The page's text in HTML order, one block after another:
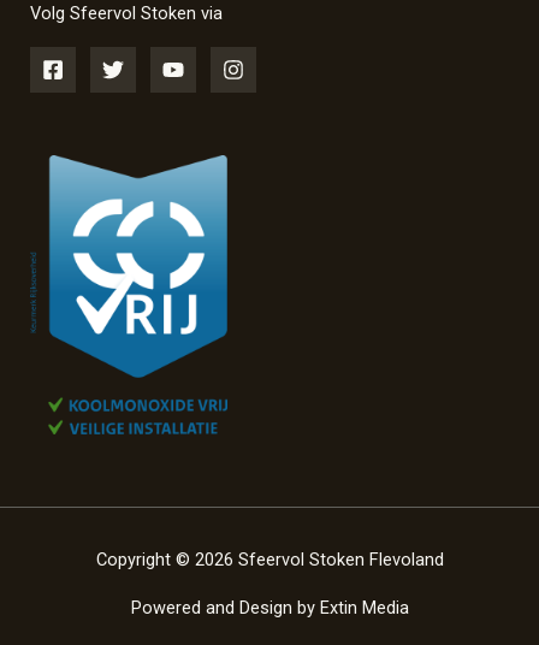
Volg Sfeervol Stoken via
Copyright © 2026 Sfeervol Stoken Flevoland
Powered and Design by Extin Media